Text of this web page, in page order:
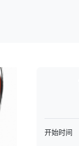
开始时间